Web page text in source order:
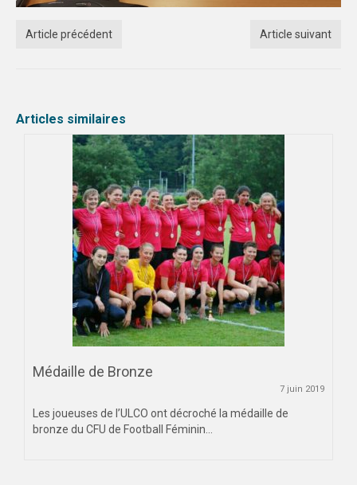
Article précédent Article suivant
Articles similaires
Médaille de Bronze
7 juin 2019
Les joueuses de l’ULCO ont décroché la médaille de
bronze du CFU de Football Féminin...